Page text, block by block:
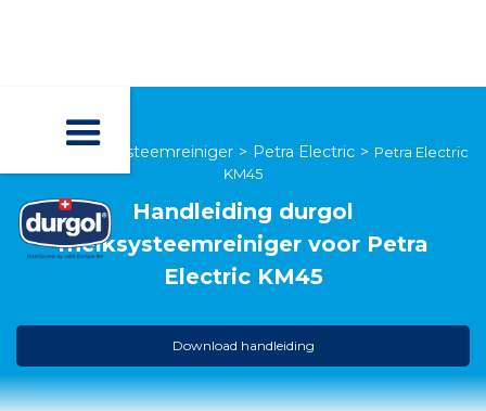
durgol melksysteemreiniger > Petra Electric > Petra Electric
KM45
Handleiding durgol
melksysteemreinigervoor Petra
Electric KM45
Download handleiding